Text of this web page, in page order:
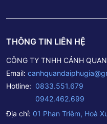
THÔNG TIN LIÊN HỆ
CÔNG TY TNHH CẢNH
Email:
Hotline: 0833.551.679
0942.462.699
Địa chỉ: 01 Phan Triêm, Hoà